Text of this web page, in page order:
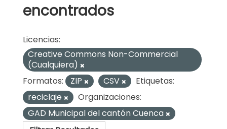
encontrados
Licencias:
Creative Commons Non-Commercial
(Cualquiera)
Formatos:
ZIP CSV
Etiquetas:
reciclaje
Organizaciones:
GAD Municipal del cantón Cuenca